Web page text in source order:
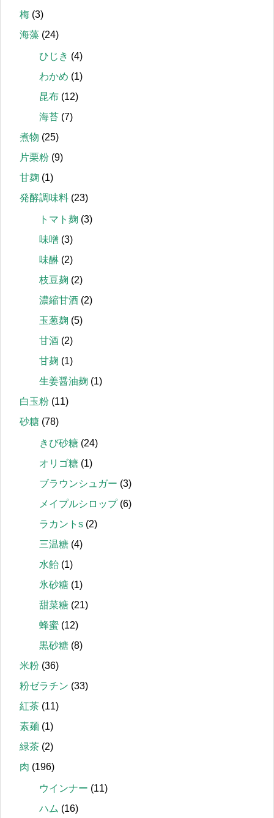
梅 (3)
海藻 (24)
ひじき (4)
わかめ (1)
昆布 (12)
海苔 (7)
煮物 (25)
片栗粉 (9)
甘麹 (1)
発酵調味料 (23)
トマト麹 (3)
味噌 (3)
味醂 (2)
枝豆麹 (2)
濃縮甘酒 (2)
玉葱麹 (5)
甘酒 (2)
甘麹 (1)
生姜醤油麹 (1)
白玉粉 (11)
砂糖 (78)
きび砂糖 (24)
オリゴ糖 (1)
ブラウンシュガー (3)
メイプルシロップ(6)
ラカントs (2)
三温糖 (4)
水飴 (1)
氷砂糖 (1)
甜菜糖 (21)
蜂蜜 (12)
黒砂糖 (8)
米粉 (36)
粉ゼラチン (33)
紅茶 (11)
素麺 (1)
緑茶 (2)
肉 (196)
ウインナー (11)
ハム (16)